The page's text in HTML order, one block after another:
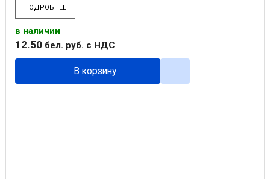
ПОДРОБНЕЕ
в наличии
12.50 бел. руб. с НДС
В корзину